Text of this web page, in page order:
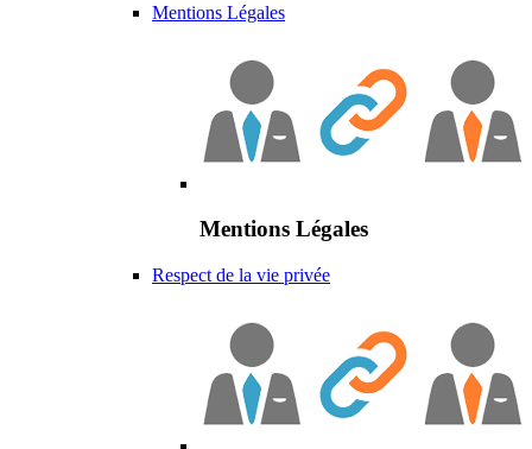
Mentions Légales
Mentions Légales
Respect de la vie privée